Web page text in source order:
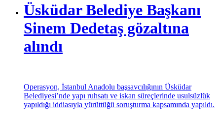
Üsküdar Belediye Başkanı
Sinem Dedetaş gözaltına
alındı
Operasyon, İstanbul Anadolu başsavcılığının Üsküdar
Belediyesi’nde yapı ruhsatı ve iskan süreçlerinde usulsüzlük
yapıldığı iddiasıyla yürüttüğü soruşturma kapsamında yapıldı.